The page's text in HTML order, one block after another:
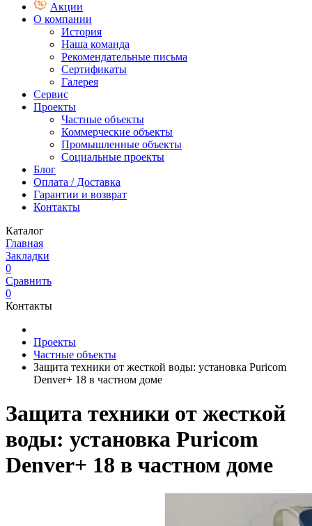
Акции
О компании
История
Наша команда
Рекомендательные письма
Сертификаты
Галерея
Сервис
Проекты
Частные объекты
Коммерческие объекты
Промышленные объекты
Социальные проекты
Блог
Оплата / Доставка
Гарантии и возврат
Контакты
Каталог
Главная
Закладки
0
Сравнить
0
Контакты
Проекты
Частные объекты
Защита техники от жесткой воды: установка Puricom
Denver+ 18 в частном доме
Защита техники от жесткой
воды: установка Puricom
Denver+ 18 в частном доме